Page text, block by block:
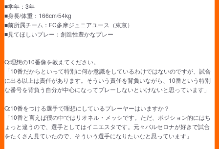
■学年：3年
■身長/体重：166cm/54kg
■前所属チーム：FC多摩ジュニアユース（東京）
■見てほしいプレー：創造性豊かなプレー
Q:理想の10番像を教えてください。
「10番だからといって特別に何か意識をしているわけではないのですが、試合
に出る以上は責任があります。そういう責任を背負いながら、10番という特別
な番号を背負う自分が中心になってプレーしないといけないと思っています」
Q:10番をつける選手で理想にしているプレーヤーはいますか？
「10番と言えば僕の中ではリオネル・メッシです。ただ、ポジション的にはち
ょっと違うので、選手としてはイニエスタです。元々バルセロナが好きで試合
をたくさん見ていたので、そういう選手になりたいなと思っています」